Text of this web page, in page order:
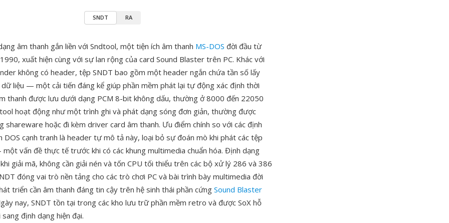
SNDT RA
âm thanh gắn liền với Sndtool, một tiện ích âm thanh MS-DOS đời đầu từ
xuất hiện cùng với sự lan rộng của card Sound Blaster trên PC. Khác với
không có header, tệp SNDT bao gồm một header ngắn chứa tần số lấy
liệu — một cải tiến đáng kể giúp phần mềm phát lại tự động xác định thời
thanh được lưu dưới dạng PCM 8-bit không dấu, thường ở 8000 đến 22050
hoạt động như một trình ghi và phát dạng sóng đơn giản, thường được
shareware hoặc đi kèm driver card âm thanh. Ưu điểm chính so với các định
DOS cạnh tranh là header tự mô tả này, loại bỏ sự đoán mò khi phát các tệp
vấn đề thực tế trước khi có các khung multimedia chuẩn hóa. Định dạng
giải mã, không cần giải nén và tốn CPU tối thiểu trên các bộ xử lý 286 và 386
đóng vai trò nền tảng cho các trò chơi PC và bài trình bày multimedia đời
triển cần âm thanh đáng tin cậy trên hệ sinh thái phần cứng Sound Blaster
nay, SNDT tồn tại trong các kho lưu trữ phần mềm retro và được SoX hỗ
định dạng hiện đại.